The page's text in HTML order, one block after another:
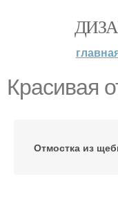
Красивая
Отмостка из